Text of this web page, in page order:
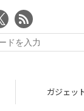
ガジェッ